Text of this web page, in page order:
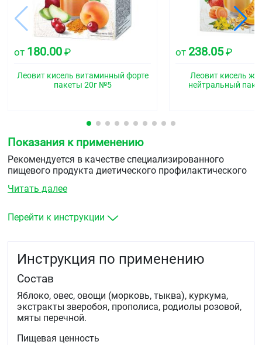
от 180.00 ₽
Леовит кисель витаминный форте
пакеты 20г №5
от 238.05₽
Леовит кисель
нейтральный
Показания к применению
Рекомендуется в качестве специализированного
пищевого продукта диетического профилактического
двенадцатиперстной кишки.
Читать далее
Перейти к инструкции
Инструкция по применению
Состав
Яблоко, овес, овощи (морковь, тыква), куркума,
экстракты зверобоя, прополиса, родиолы розовой,
мяты перечной.
Пищевая ценность